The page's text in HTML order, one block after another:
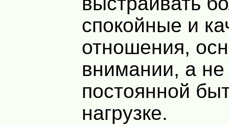
спокойные и
отношения,
внимании, а не
постоянной
нагрузке.